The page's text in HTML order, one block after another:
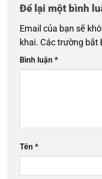
Để lại một bình
Email của bạn sẽ
khai. Các trường bắt
Bình luận *
Tên *